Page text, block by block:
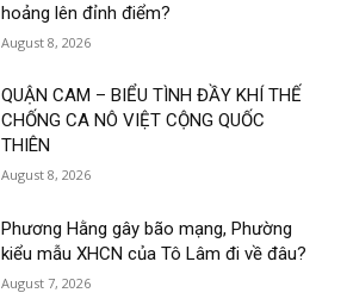
hoảng lên đỉnh điểm?
August 8, 2026
QUẬN CAM – BIỂU TÌNH ĐẦY KHÍ THẾ
CHỐNG CA NÔ VIỆT CỘNG QUỐC
THIÊN
August 8, 2026
Phương Hằng gây bão mạng, Phường
kiểu mẫu XHCN của Tô Lâm đi về đâu?
August 7, 2026